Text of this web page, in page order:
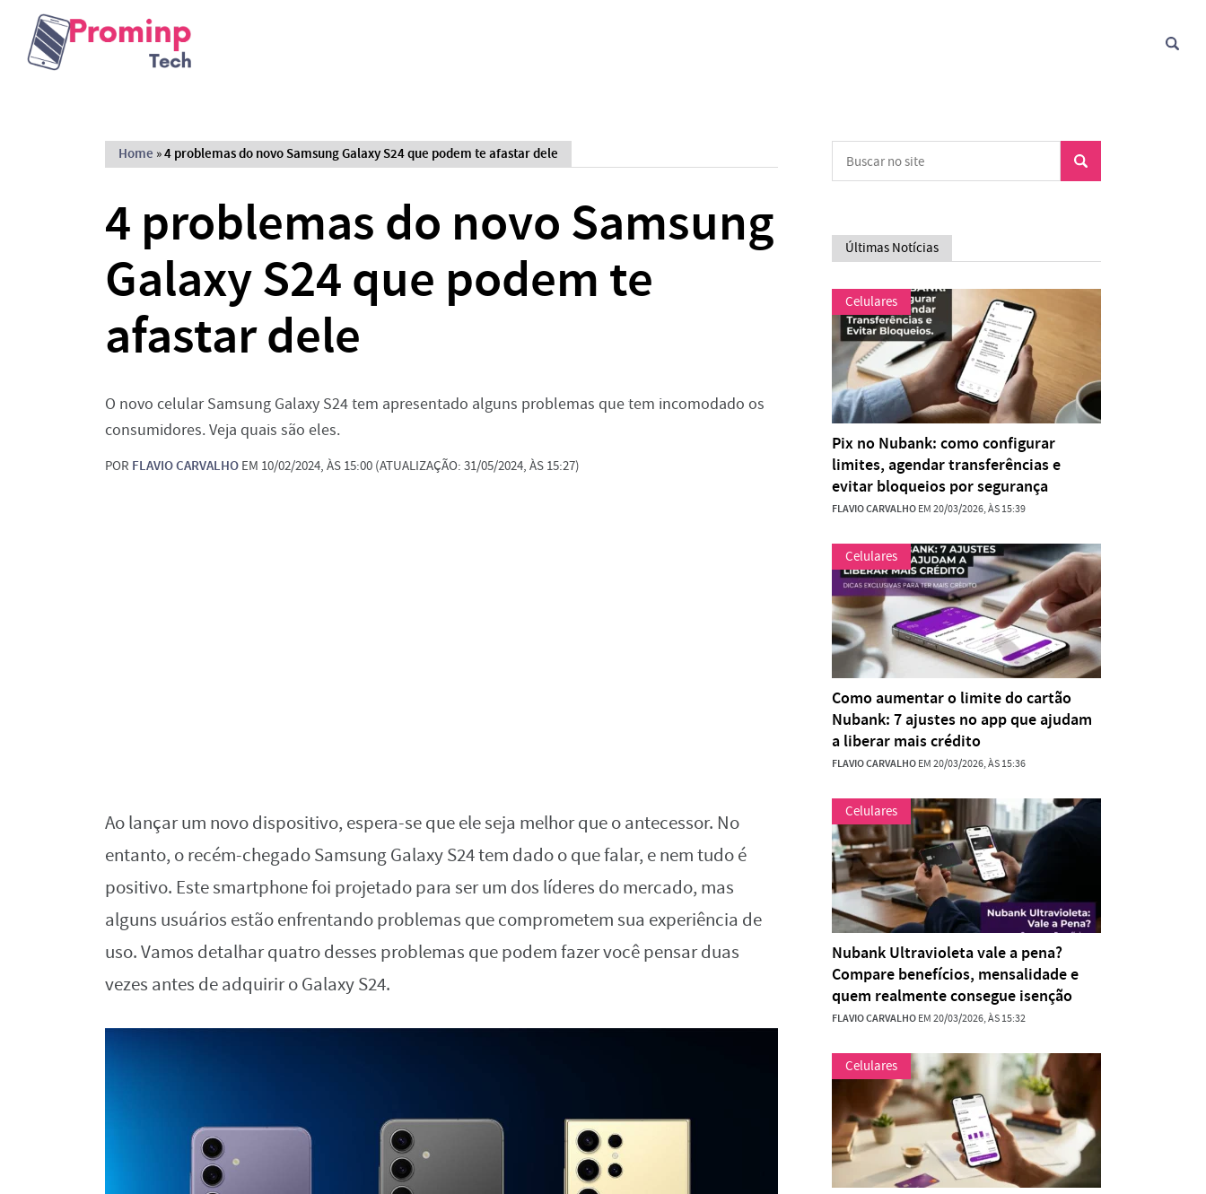
Home »4 problemas do novo Samsung Galaxy S24 que podem te afastar dele
4 problemas do novo Samsung
Galaxy S24 que podem te
afastar dele
O novo celular Samsung Galaxy S24 tem apresentado alguns problemas que tem incomodado os
consumidores. Veja quais são eles.
POR FLAVIO CARVALHO EM 10/02/2024, ÀS 15:00 (ATUALIZAÇÃO: 31/05/2024, ÀS 15:27)
Ao lançar um novo dispositivo, espera-se que ele seja melhor que o antecessor. No
entanto, o recém-chegado Samsung Galaxy S24 tem dado o que falar, e nem tudo é
positivo. Este smartphone foi projetado para ser um dos líderes do mercado, mas
alguns usuários estão enfrentando problemas que comprometem sua experiência de
uso. Vamos detalhar quatro desses problemas que podem fazer você pensar duas
vezes antes de adquirir o Galaxy S24.
Últimas Notícias
Celulares
Pix no Nubank: como configurar
limites, agendar transferências e
evitar bloqueios por segurança
FLAVIO CARVALHOEM 20/03/2026, ÀS 15:39
Celulares
Como aumentar o limite do cartão
Nubank: 7 ajustes no app que ajudam
a liberar mais crédito
FLAVIO CARVALHOEM 20/03/2026, ÀS 15:36
Celulares
Nubank Ultravioleta vale a pena?
Compare benefícios, mensalidade e
quem realmente consegue isenção
FLAVIO CARVALHOEM 20/03/2026, ÀS 15:32
Celulares